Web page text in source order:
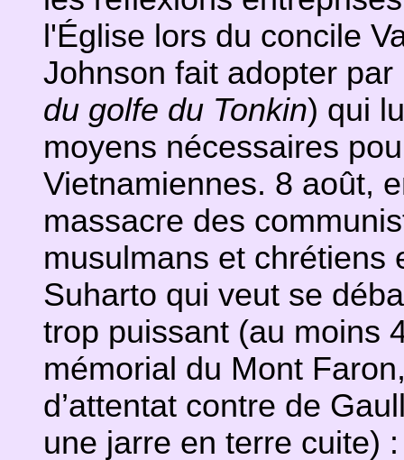
l'Église lors du concile
Johnson fait adopter
du golfe du Tonkin) qui
moyens nécessaires
Vietnamiennes. 8 août,
massacre des
musulmans et chrétiens
Suharto qui veut se
trop puissant (au moins
mémorial du Mont
d’attentat contre de
une jarre en terre cuite)